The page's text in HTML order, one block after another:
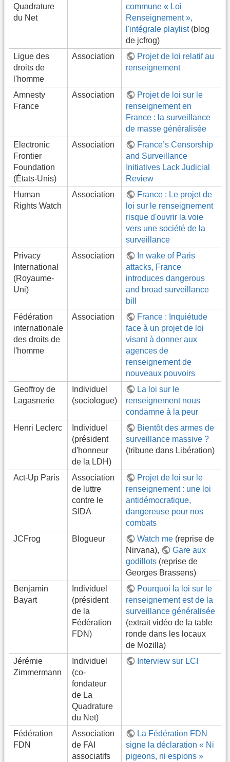
Quadrature
du Net
commune « Loi
Renseignement »,
l'intégrale playlist(blog
de jcfrog)
Ligue des
droits de
l'homme
Association
Projet de loi relatif au
renseignement
Amnesty
France
Association
Projet de loi sur le
renseignement en
France : la surveillance
de masse généralisée
Electronic
Frontier
Foundation
(États-Unis)
Association
France’s Censorship
and Surveillance
Initiatives Lack Judicial
Review
Human
Rights Watch
Association
France : Le projet de
loi sur le renseignement
risque d'ouvrir la voie
vers une société de la
surveillance
Privacy
International
(Royaume-
Uni)
Association
In wake of Paris
attacks, France
introduces dangerous
and broad surveillance
bill
Fédération
internationale
des droits de
l'homme
Association
France : Inquiétude
face à un projet de loi
visant à donner aux
agences de
renseignement de
nouveaux pouvoirs
Geoffroy de
Lagasnerie
Individuel
(sociologue)
La loi sur le
renseignement nous
condamne à la peur
Henri Leclerc
Individuel
(président
d'honneur
de la LDH)
Bientôt des armes de
surveillance massive ?
(tribune dans Libération)
Act-Up Paris
Association
de luttre
contre le
SIDA
Projet de loi sur le
renseignement : une loi
antidémocratique,
dangereuse pour nos
combats
JCFrog
Blogueur Watch me (reprise de
Nirvana),
Gare aux
godillots (reprise de
Georges Brassens)
Benjamin
Bayart
Individuel
(président
de la
Fédération
FDN)
Pourquoi la loi sur le
renseignement est de la
surveillance généralisée
(extrait vidéo de la table
ronde dans les locaux
de Mozilla)
Jérémie
Zimmermann
Individuel
(co-
fondateur
de La
Quadrature
du Net)
Interview sur LCI
Fédération
FDN
Association
de FAI
associatifs
La Fédération FDN
signe la déclaration « Ni
pigeons, ni espions »